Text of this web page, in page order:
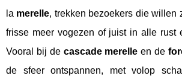
la merelle, trekken bezoekers die willen
frisse meer vogezen of juist in alle rust
Vooral bij de cascade merelle en de
de sfeer ontspannen, met volop